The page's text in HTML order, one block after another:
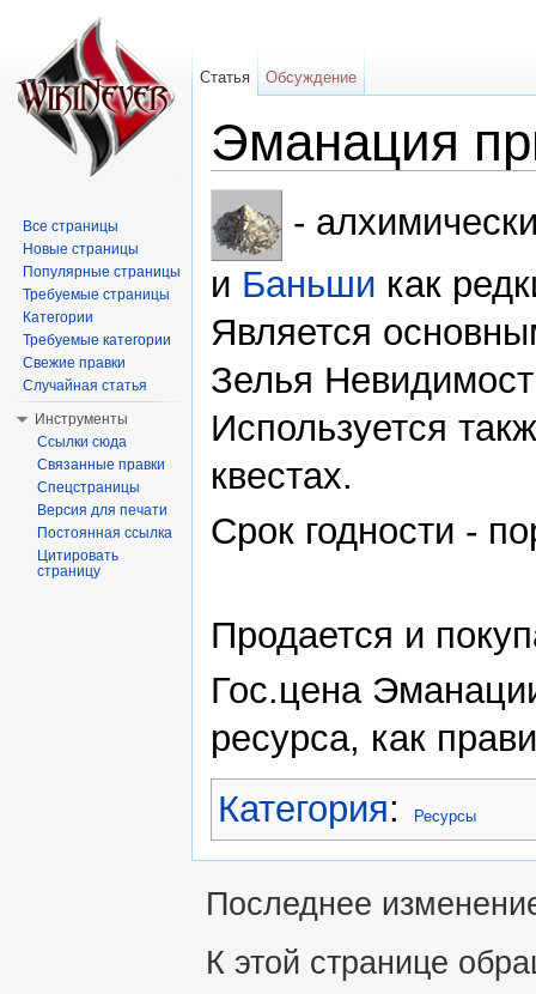
Эманация
-
и Баньши как
Является
Зелья
Используется
квестах.
Срок годности -
Продается и
Гос.цена
ресурса, как
Категория: Ресурсы
Статья Обсуждение
Все страницы
Новые страницы
Популярные страницы
Требуемые страницы
Категории
Требуемые категории
Свежие правки
Случайная статья
Инструменты
Ссылки сюда
Связанные правки
Спецстраницы
Версия для печати
Постоянная ссылка
Цитировать
страницу
Последнее
К этой странице